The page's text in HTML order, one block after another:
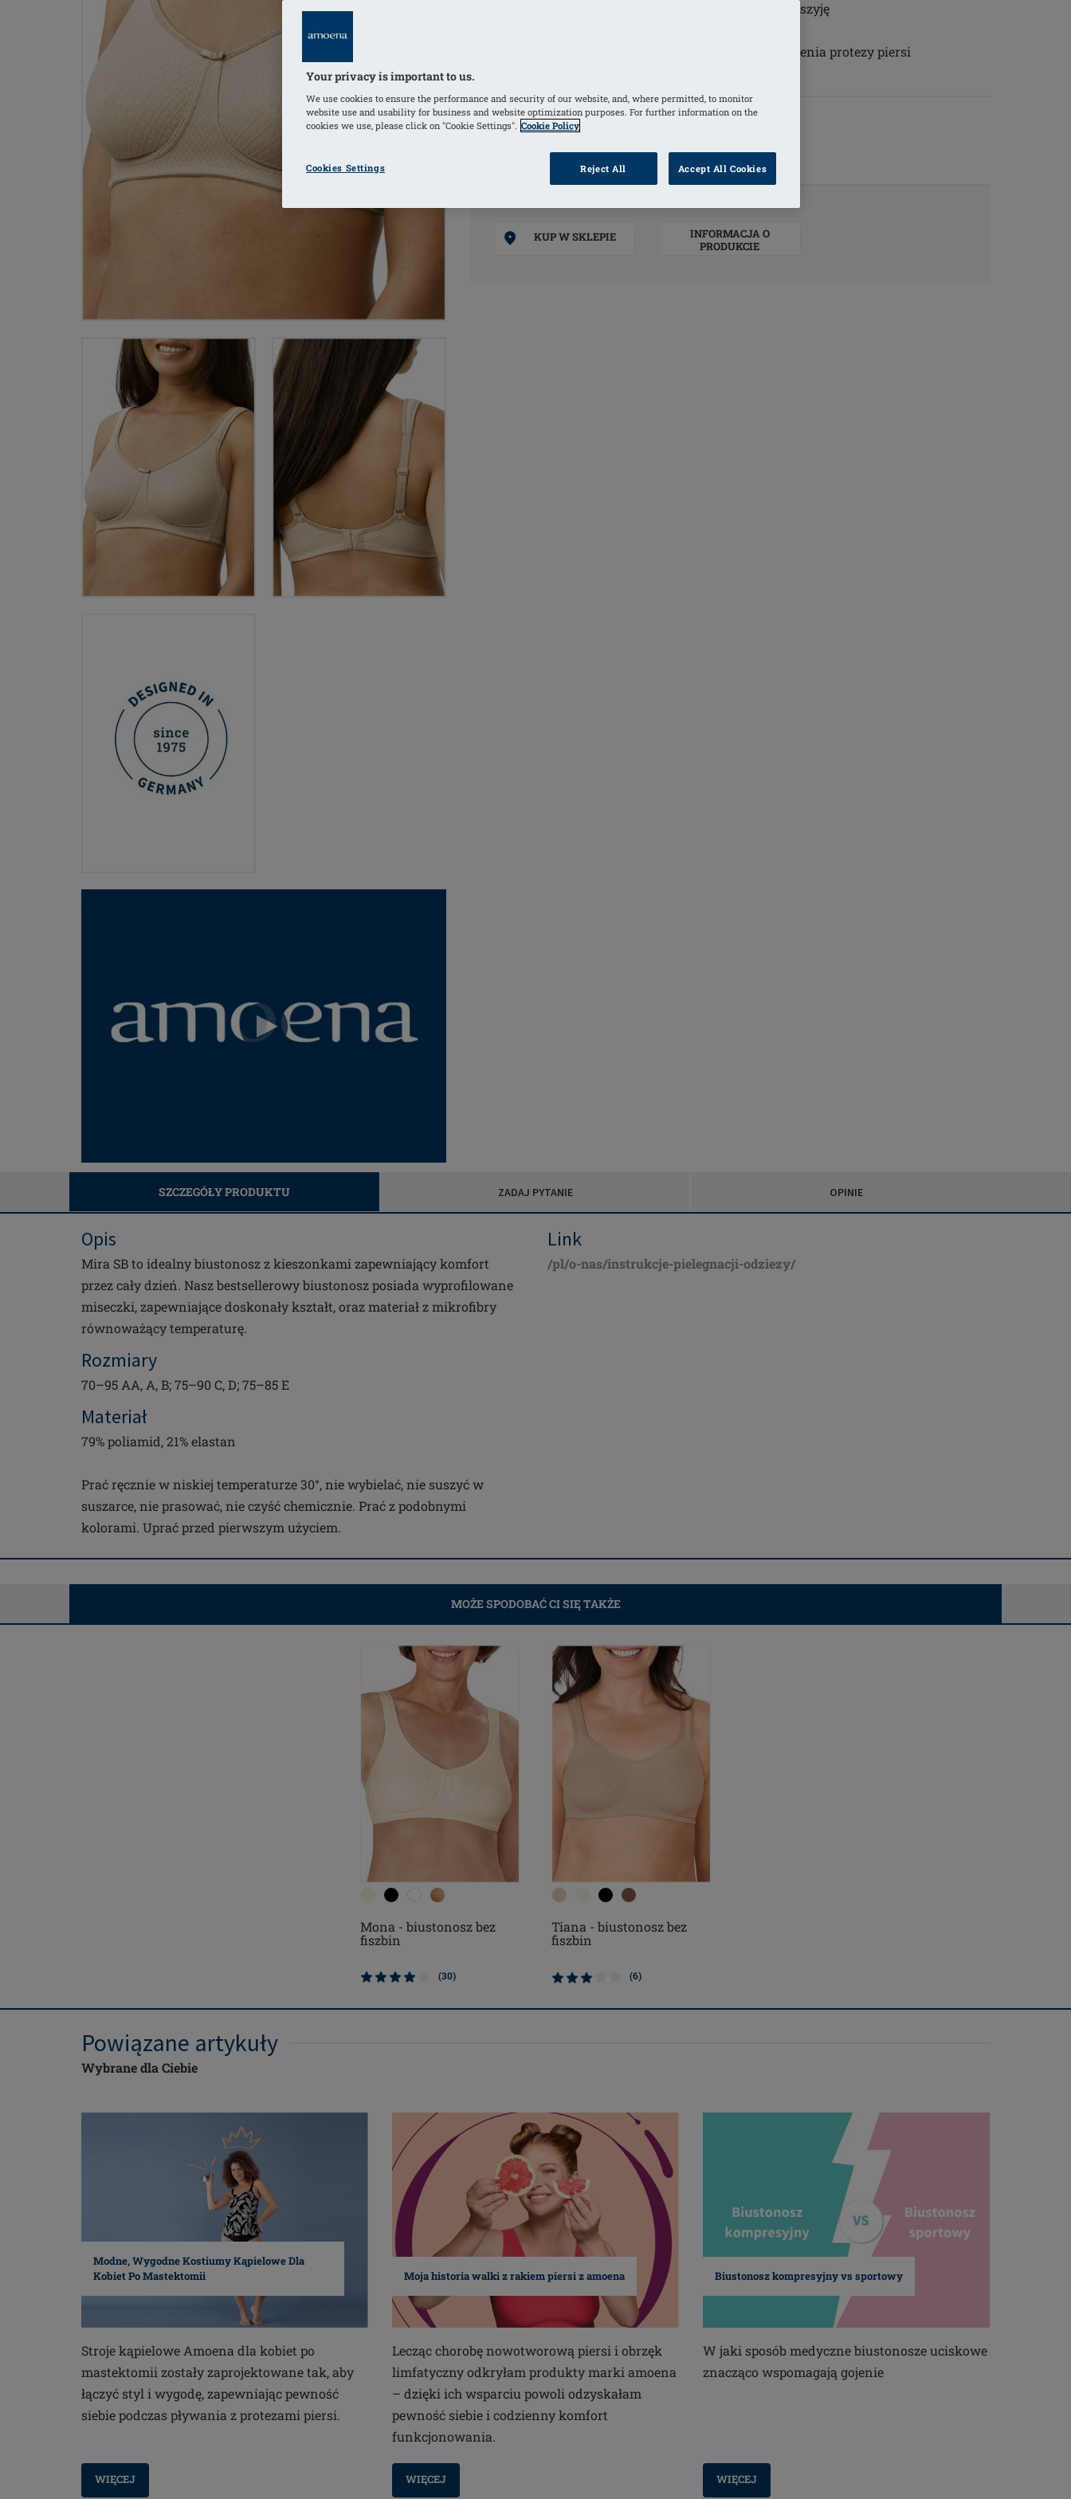
Szerokie wyściełane ramiączka odciążają ramiona i szyję
Przeznaczenie: Biustonosz po operacji piersi do noszenia protezy piersi
KOLORY
KUP W SKLEPIE
INFORMACJA O
PRODUKCIE
SZCZEGÓŁY PRODUKTU ZADAJ PYTANIE OPINIE
Opis
Mira SB to idealny biustonosz z kieszonkami zapewniający komfort
przez cały dzień. Nasz bestsellerowy biustonosz posiada wyprofilowane
miseczki, zapewniające doskonały kształt, oraz materiał z mikrofibry
równoważący temperaturę.
Rozmiary
70–95 AA, A, B; 75–90 C, D; 75–85 E
Materiał
79% poliamid, 21% elastan
Prać ręcznie w niskiej temperaturze 30°, nie wybielać, nie suszyć w
suszarce, nie prasować, nie czyść chemicznie. Prać z podobnymi
kolorami. Uprać przed pierwszym użyciem.
Link
/pl/o-nas/instrukcje-pielegnacji-odziezy/
MOŻE SPODOBAĆ CI SIĘ TAKŻE
Mona - biustonosz bez
fiszbin
(30)
Tiana - biustonosz bez
fiszbin
(6)
Powiązane artykuły
Wybrane dla Ciebie
Modne, Wygodne Kostiumy Kąpielowe Dla
Kobiet Po Mastektomii
Stroje kąpielowe Amoena dla kobiet po
mastektomii zostały zaprojektowane tak, aby
łączyć styl i wygodę, zapewniając pewność
siebie podczas pływania z protezami piersi.
WIĘCEJ
Moja historia walki z rakiem piersi z amoena
Lecząc chorobę nowotworową piersi i obrzęk
limfatyczny odkryłam produkty marki amoena
– dzięki ich wsparciu powoli odzyskałam
pewność siebie i codzienny komfort
funkcjonowania.
WIĘCEJ
Biustonosz kompresyjny vs sportowy
W jaki sposób medyczne biustonosze uciskowe
znacząco wspomagają gojenie
WIĘCEJ
Your privacy is important to us.
We use cookies to ensure the performance and security of our website, and, where permitted, to monitor
website use and usability for business and website optimization purposes. For further information on the
cookies we use, please click on "Cookie Settings". Cookie Policy
Cookies Settings Reject All Accept All Cookies